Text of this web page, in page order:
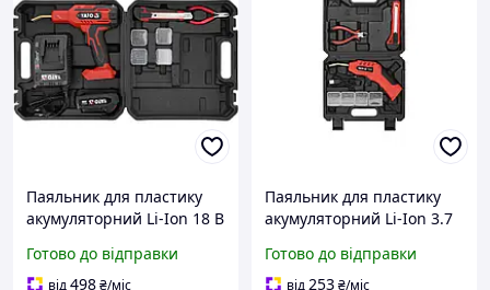
Паяльник для пластику
акумуляторний Li-Ion 18 В
у кейсі з обладнанням
Yato YT-824482
Готово до відправки
від498₴/міс
Паяльник для пластику
акумуляторний Li-Ion 3.7
600ºC у футлярі з
обладнанням Yato YT-
Готово до відправки
від253₴/міс